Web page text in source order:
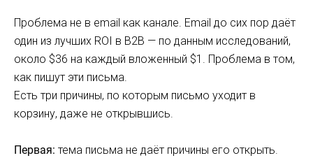
Проблема не в email как канале. Email до сих пор даёт
один из лучших ROI в B2B — по данным исследований,
около $36 на каждый вложенный $1. Проблема в том,
как пишут эти письма.
Есть три причины, по которым письмо уходит в
корзину, даже не открывшись.
Первая: тема письма не даёт причины его открыть.